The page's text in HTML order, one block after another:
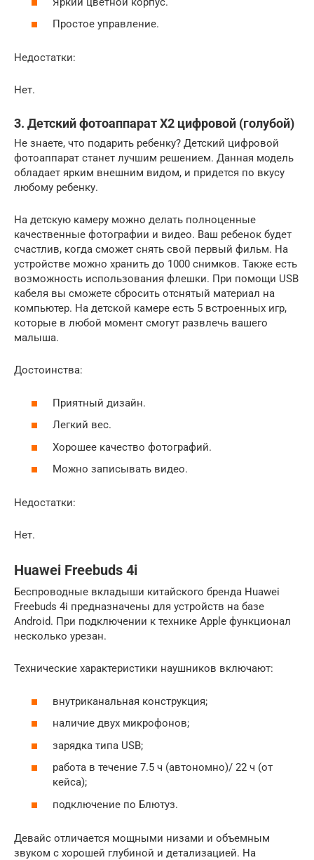
Простое управление.
Недостатки:
Нет.
3. Детский фотоаппарат X2 цифровой (голубой)
Не знаете, что подарить ребенку? Детский цифровой
фотоаппарат станет лучшим решением. Данная модель
обладает ярким внешним видом, и придется по вкусу
любому ребенку.
На детскую камеру можно делать полноценные
качественные фотографии и видео. Ваш ребенок будет
счастлив, когда сможет снять свой первый фильм. На
устройстве можно хранить до 1000 снимков. Также есть
возможность использования флешки. При помощи USB
кабеля вы сможете сбросить отснятый материал на
компьютер. На детской камере есть 5 встроенных игр,
которые в любой момент смогут развлечь вашего
малыша.
Достоинства:
Приятный дизайн.
Легкий вес.
Хорошее качество фотографий.
Можно записывать видео.
Недостатки:
Нет.
Huawei Freebuds 4i
Беспроводные вкладыши китайского бренда Huawei
Freebuds 4i предназначены для устройств на базе
Android. При подключении к технике Apple функционал
несколько урезан.
Технические характеристики наушников включают:
внутриканальная конструкция;
наличие двух микрофонов;
зарядка типа USB;
работа в течение 7.5 ч (автономно)/ 22 ч (от
кейса);
подключение по Блютуз.
Девайс отличается мощными низами и объемным
звуком с хорошей глубиной и детализацией. На